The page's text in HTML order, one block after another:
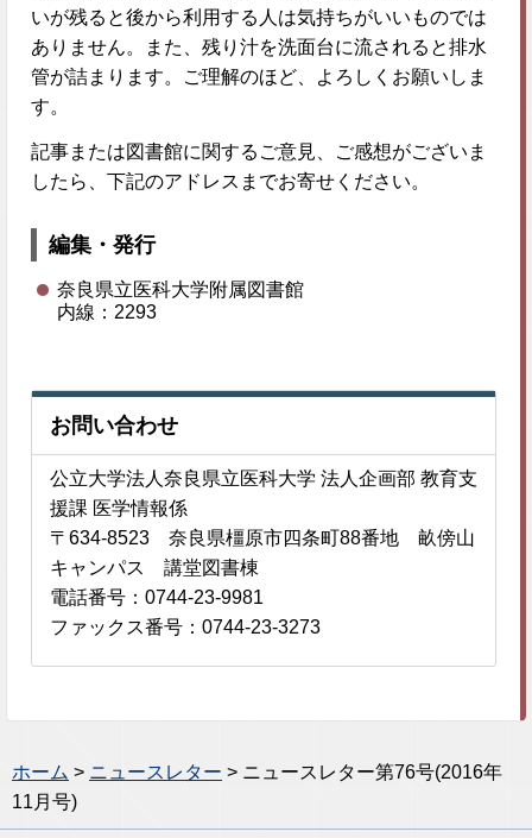
いが残ると後から利用する人は気持ちがいいものでは
ありません。また、残り汁を洗面台に流されると排水
管が詰まります。ご理解のほど、よろしくお願いしま
す。
記事または図書館に関するご意見、ご感想がございま
したら、下記のアドレスまでお寄せください。
編集・発行
奈良県立医科大学附属図書館
内線：2293
お問い合わせ
公立大学法人奈良県立医科大学 法人企画部 教育支
援課 医学情報係
〒634-8523 奈良県橿原市四条町88番地 畝傍山
キャンパス 講堂図書棟
電話番号：0744-23-9981
ファックス番号：0744-23-3273
ホーム > ニュースレター > ニュースレター第76号(2016年
11月号)